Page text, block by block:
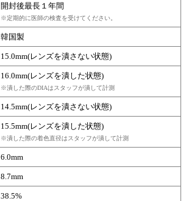
開封後最長１年間
※定期的に医師の検査を受けてください。
韓国製
15.0mm(レンズを潰さない状態)
16.0mm(レンズを潰した状態)
※潰した際のDIAはスタッフが潰して計測
14.5mm(レンズを潰さない状態)
15.5mm(レンズを潰した状態)
※潰した際の着色直径はスタッフが潰して計測
6.0mm
8.7mm
38.5%